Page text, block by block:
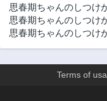
第37.1話
3ヶ月前
思春期ちゃんのしつけ
思春期ちゃんのしつけ
思春期ちゃんのしつけ
Terms of